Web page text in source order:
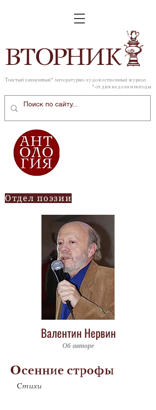
ВТОРНИК
Толстый зависимый* литературно-художественный журнал
* от дня недели и погоды
Отдел поэзии
Валентин Нервин
Об авторе
Осенние строфы
Стихи